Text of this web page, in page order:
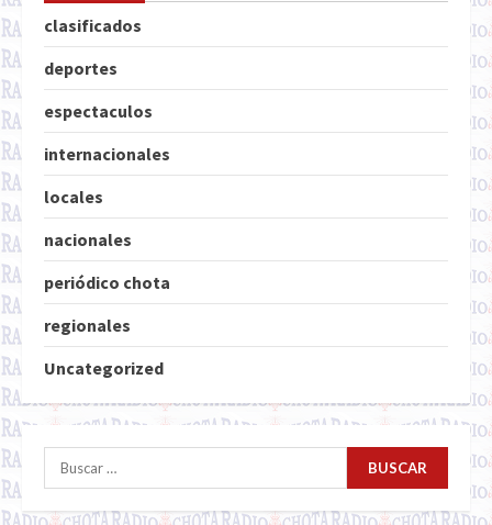
clasificados
deportes
espectaculos
internacionales
locales
nacionales
periódico chota
regionales
Uncategorized
Buscar: